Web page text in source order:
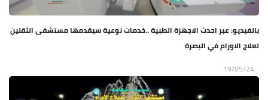
بالفيديو: عبر احدث الاجهزة الطبية ..خدمات نوعية سيقدمها مستشفى الثقلين
لعلاج الاورام في البصرة
19/05/24